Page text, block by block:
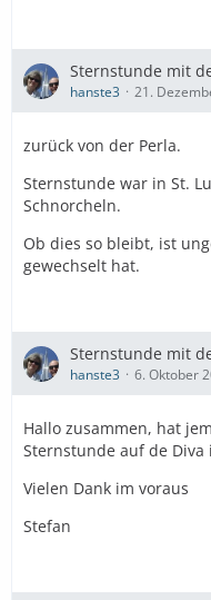
Sternstunde mit
hanste3 21.
zurück von der Perla.
Sternstunde war in St.
Schnorcheln.
Ob dies so bleibt, ist
gewechselt hat.
Sternstunde mit
hanste3 6. Oktober
Hallo zusammen, hat
Sternstunde auf de Diva
Vielen Dank im voraus
Stefan